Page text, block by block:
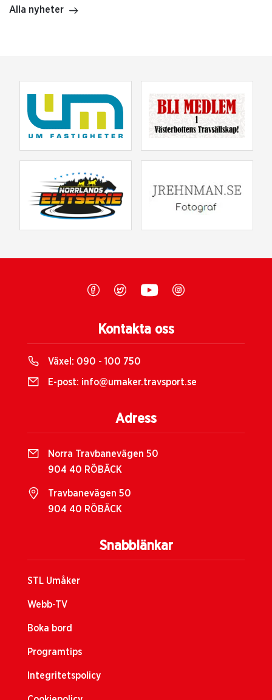
Alla nyheter
Snabblänkar
STL Umåker
Webb-TV
Boka bord
Programtips
Integritetspolicy
Kontakta oss
Växel: 090 - 100 750
E-post: info@umaker.travsport.se
Adress
Norra Travbanevägen 50
904 40 RÖBÄCK
Travbanevägen 50
904 40 RÖBÄCK